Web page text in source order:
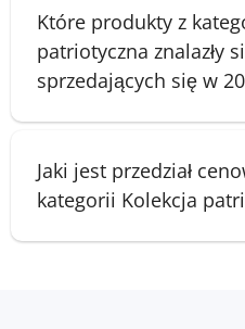
Które produkty z
patriotyczna znalazły
sprzedających się w
Jaki jest przedział
kategorii Kolekcja